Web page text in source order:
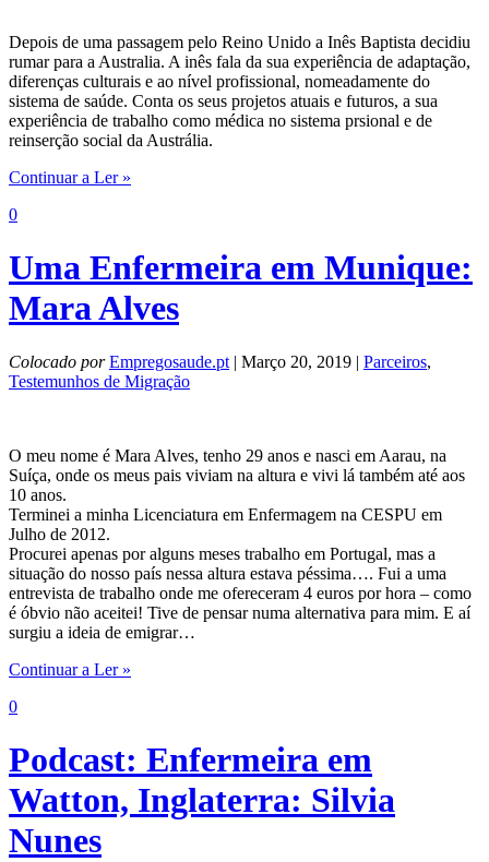
Depois de uma passagem pelo Reino Unido a Inês Baptista decidiu
rumar para a Australia. A inês fala da sua experiência de adaptação,
diferenças culturais e ao nível profissional, nomeadamente do
sistema de saúde. Conta os seus projetos atuais e futuros, a sua
experiência de trabalho como médica no sistema prsional e de
reinserção social da Austrália.
Continuar a Ler »
0
Uma Enfermeira em Munique:
Mara Alves
Colocado por Empregosaude.pt | Março 20, 2019 | Parceiros,
Testemunhos de Migração
O meu nome é Mara Alves, tenho 29 anos e nasci em Aarau, na
Suíça, onde os meus pais viviam na altura e vivi lá também até aos
10 anos.
Terminei a minha Licenciatura em Enfermagem na CESPU em
Julho de 2012.
Procurei apenas por alguns meses trabalho em Portugal, mas a
situação do nosso país nessa altura estava péssima…. Fui a uma
entrevista de trabalho onde me ofereceram 4 euros por hora – como
é óbvio não aceitei! Tive de pensar numa alternativa para mim. E aí
surgiu a ideia de emigrar…
Continuar a Ler »
0
Podcast: Enfermeira em
Watton, Inglaterra: Silvia
Nunes